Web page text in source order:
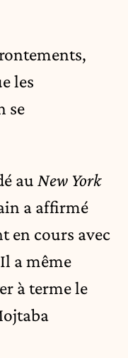
les
se
au New York
a affirmé
en cours avec
a même
à terme le